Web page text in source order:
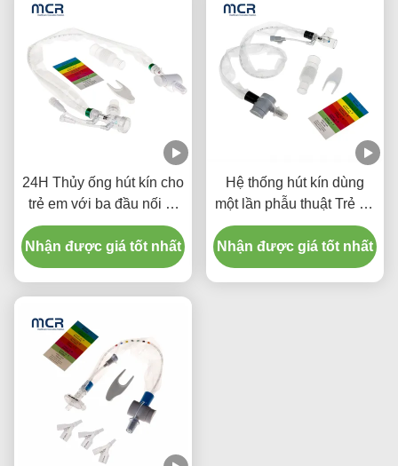
24H Thủy ống hút kín cho
trẻ em với ba đầu nối Y-
Piece
Nhận được giá tốt nhất
Hệ thống hút kín dùng
một lần phẫu thuật Trẻ sơ
sinh / Nhi khoa - khuỷu
tay
Nhận được giá tốt nhất